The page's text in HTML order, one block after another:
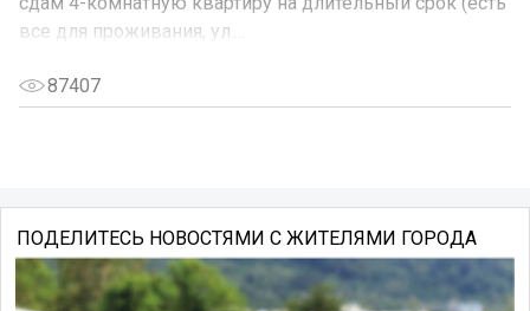
все для проживания, ул....
87407
ПОДЕЛИТЕСЬ НОВОСТЯМИ С ЖИТЕЛЯМИ ГОРОДА